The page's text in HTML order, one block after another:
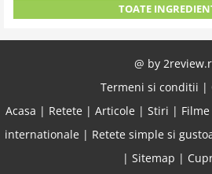
TOATE
@ by
Termeni si conditii |
Acasa | Retete | Articole | Stiri | Filme
internationale| Retete simple si
| Sitemap |